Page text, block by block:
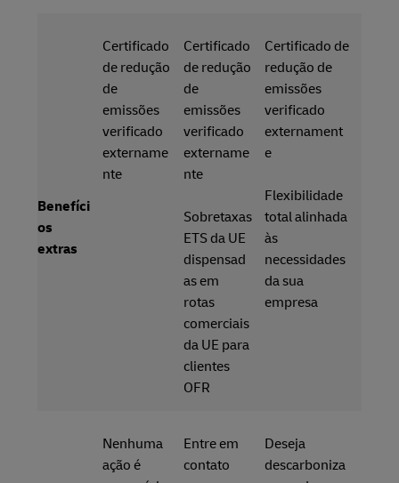
Benefíci
os
extras
Certificado
de redução
de
emissões
verificado
extername
nte
Certificado
de redução
de
emissões
verificado
extername
nte
Sobretaxas
ETS da UE
dispensad
as em
rotas
comerciais
da UE para
clientes
OFR
Certificado de
redução de
emissões
verificado
externament
e
Flexibilidade
total alinhada
às
necessidades
da sua
empresa
Nenhuma
ação é
Entre em
contato
Deseja
descarboniza